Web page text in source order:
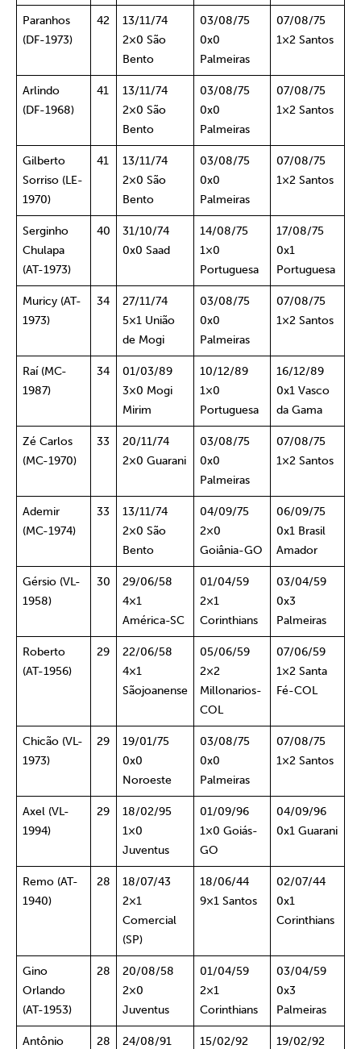
Paranhos
(DF-1973)
42
13/11/74
2×0 São
Bento
03/08/75
0x0
Palmeiras
07/08/75
1×2 Santos
Arlindo
(DF-1968)
41
13/11/74
2×0 São
Bento
03/08/75
0x0
Palmeiras
07/08/75
1×2 Santos
Gilberto
Sorriso (LE-
1970)
41
13/11/74
2×0 São
Bento
03/08/75
0x0
Palmeiras
07/08/75
1×2 Santos
Serginho
Chulapa
(AT-1973)
40
31/10/74
0x0 Saad
14/08/75
1×0
Portuguesa
17/08/75
0x1
Portuguesa
Muricy (AT-
1973)
34
27/11/74
5×1 União
de Mogi
03/08/75
0x0
Palmeiras
07/08/75
1×2 Santos
Raí (MC-
1987)
34
01/03/89
3×0 Mogi
Mirim
10/12/89
1×0
Portuguesa
16/12/89
0x1 Vasco
da Gama
Zé Carlos
(MC-1970)
33
20/11/74
2×0 Guarani
03/08/75
0x0
Palmeiras
07/08/75
1×2 Santos
Ademir
(MC-1974)
33
13/11/74
2×0 São
Bento
04/09/75
2×0
Goiânia-GO
06/09/75
0x1 Brasil
Amador
Gérsio (VL-
1958)
30
29/06/58
4×1
América-SC
01/04/59
2×1
Corinthians
03/04/59
0x3
Palmeiras
Roberto
(AT-1956)
29
22/06/58
4×1
Sãojoanense
05/06/59
2×2
Millonarios-
COL
07/06/59
1×2 Santa
Fé-COL
Chicão (VL-
1973)
29
19/01/75
0x0
Noroeste
03/08/75
0x0
Palmeiras
07/08/75
1×2 Santos
Axel (VL-
1994)
29
18/02/95
1×0
Juventus
01/09/96
1×0 Goiás-
GO
04/09/96
0x1 Guarani
Remo (AT-
1940)
28
18/07/43
2×1
Comercial
(SP)
18/06/44
9×1 Santos
02/07/44
0x1
Corinthians
Gino
Orlando
(AT-1953)
28
20/08/58
2×0
Juventus
01/04/59
2×1
Corinthians
03/04/59
0x3
Palmeiras
Antônio
28
24/08/91
15/02/92
19/02/92